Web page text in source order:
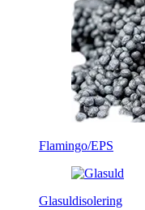
Flamingo/EPS
Glasuldisolering